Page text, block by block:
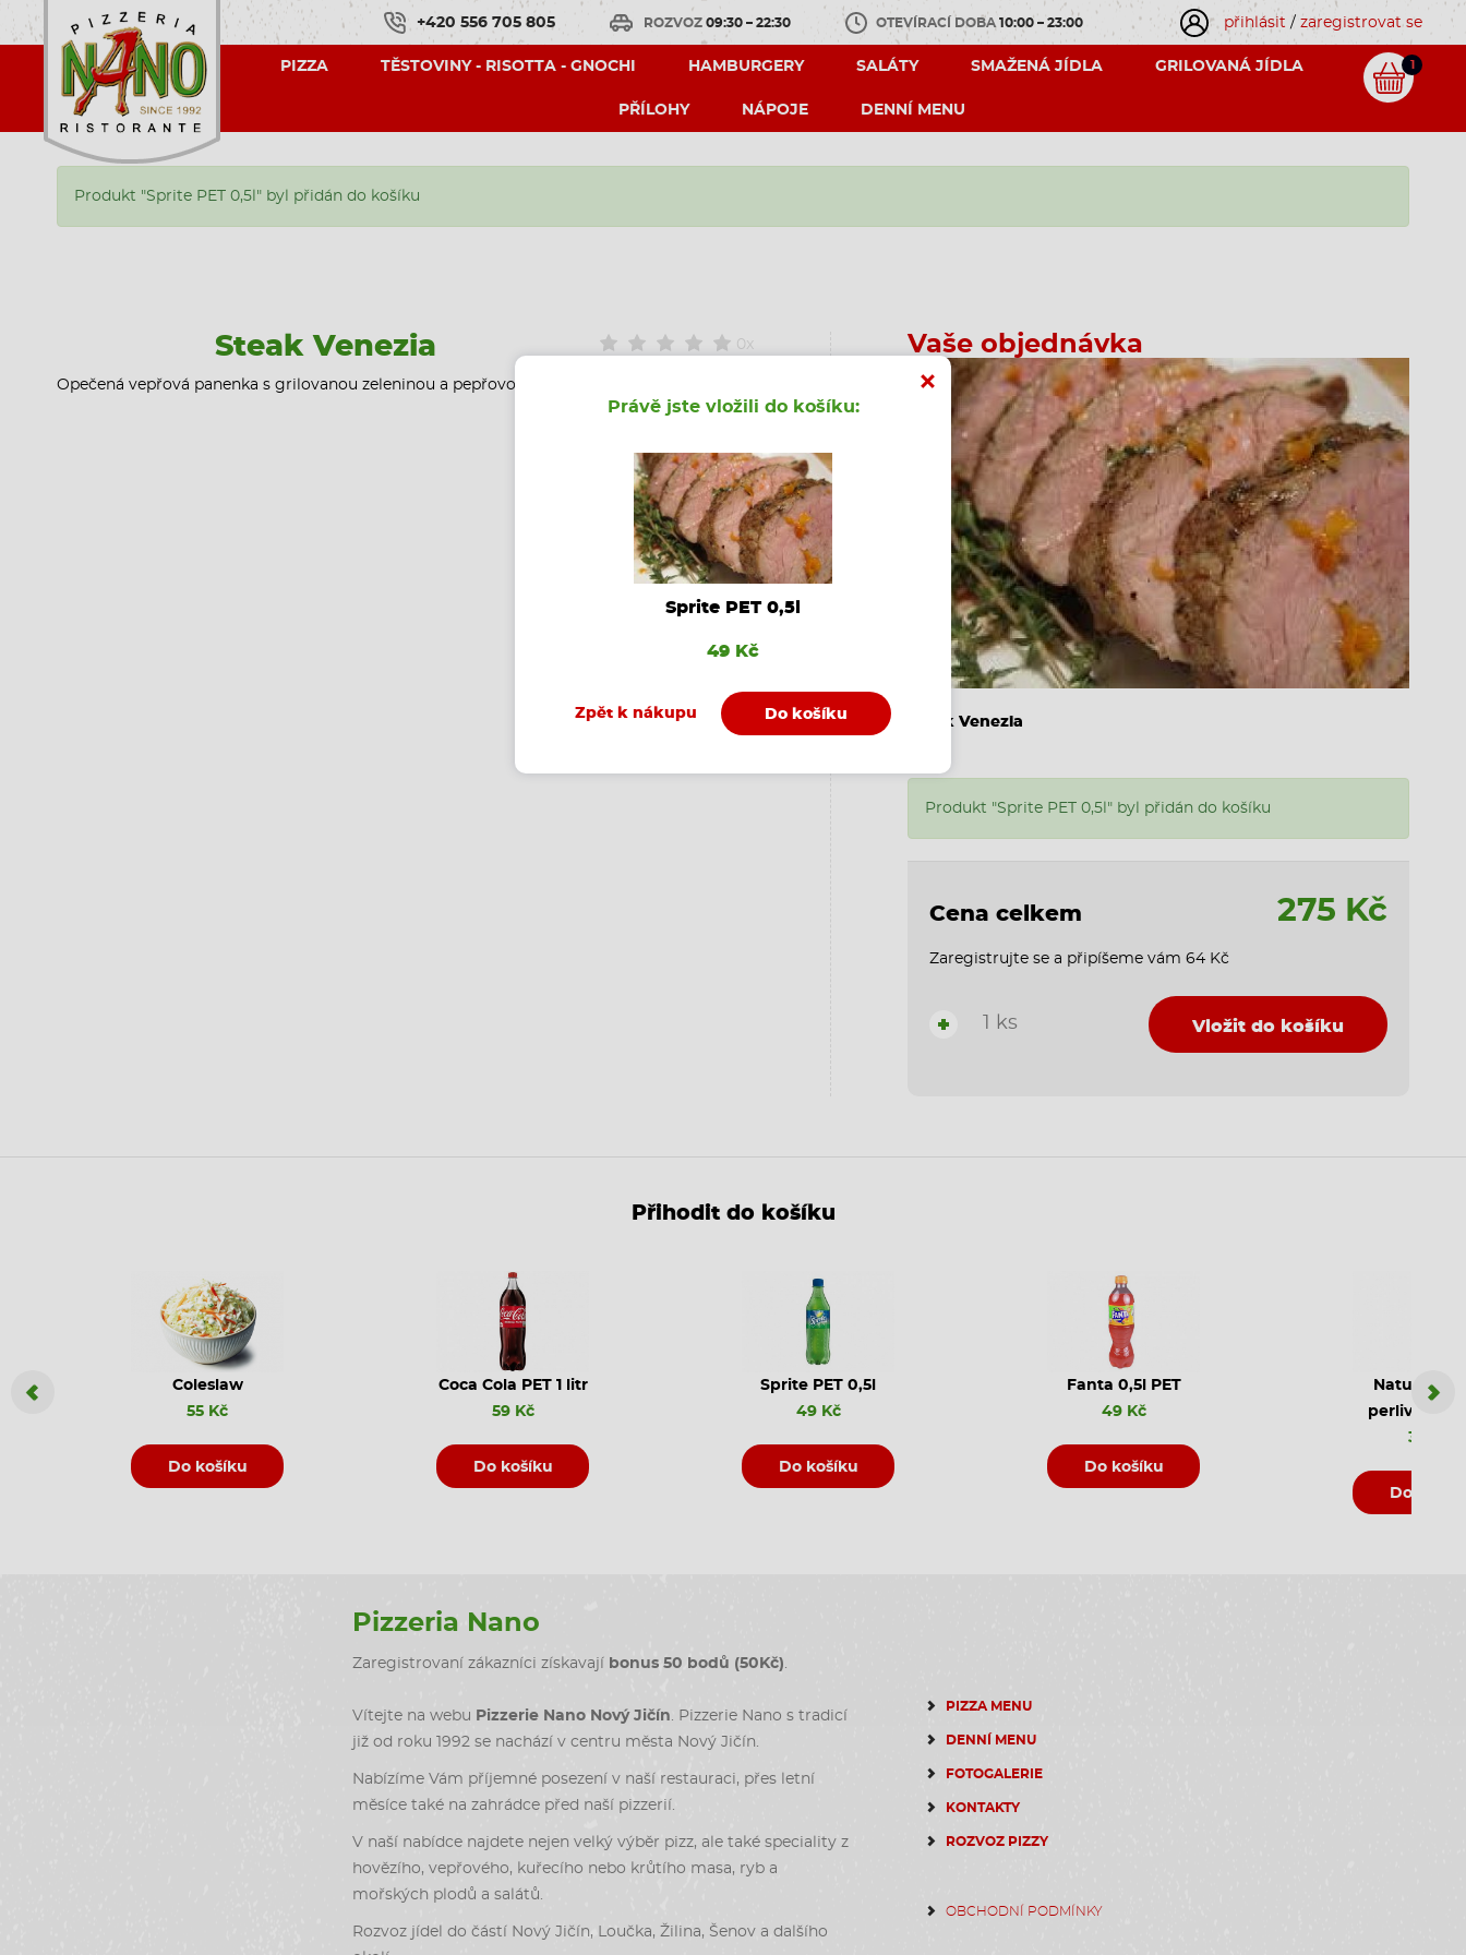
+420 556 705 805 ROZVOZ 09:30 – 22:30 OTEVÍRACÍ DOBA 10:00 – 23:00 přihlásit / zaregistrovat se
PIZZA TĚSTOVINY - RISOTTA - GNOCHI HAMBURGERY SALÁTY SMAŽENÁ JÍDLA GRILOVANÁ JÍDLA
PŘÍLOHY NÁPOJE DENNÍ MENU
1
Produkt "Sprite PET 0,5l" byl přidán do košíku
0x
Steak Venezia
Opečená vepřová panenka s grilovanou zeleninou a pepřovou omáčkou
Vaše objednávka
Steak Venezia
Produkt "Sprite PET 0,5l" byl přidán do košíku
Cena celkem 275 Kč
Zaregistrujte se a připíšeme vám 64 Kč
+ 1 ks Vložit do košíku
Přihodit do košíku
Coleslaw
55 Kč
Do košíku
Coca Cola PET 1 litr
59 Kč
Do košíku
Sprite PET 0,5l
49 Kč
Do košíku
Fanta 0,5l PET
49 Kč
Do košíku
Natura
perlivá PET
35 Kč
Do
Právě jste vložili do košíku:
Sprite PET 0,5l
49 Kč
Zpět k nákupu Do košíku
Pizzeria Nano
Zaregistrovaní zákazníci získavají bonus 50 bodů (50Kč)
Vítejte na webu Pizzerie Nano Nový Jičín . Pizzerie Nano s tradicí
již od roku 1992 se nachází v centru města Nový Jičín.
Nabízíme Vám příjemné posezení v naší restauraci, přes letní
měsíce také na zahrádce před naší pizzerií.
V naší nabídce najdete nejen velký výběr pizz, ale také speciality z
hovězího, vepřového, kuřecího nebo krůtího masa, ryb a
mořských plodů a salátů.
Rozvoz jídel do částí Nový Jičín, Loučka, Žilina, Šenov a dalšího
PIZZA MENU
DENNÍ MENU
FOTOGALERIE
KONTAKTY
ROZVOZ PIZZY
OBCHODNÍ PODMÍNKY